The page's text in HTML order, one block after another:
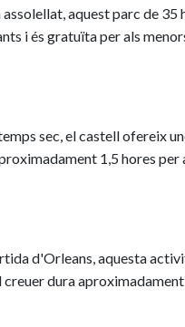
aquest parc de
i és gratuïta per als
sec, el castell ofereix
1,5 hores
d'Orleans, aquesta
dura